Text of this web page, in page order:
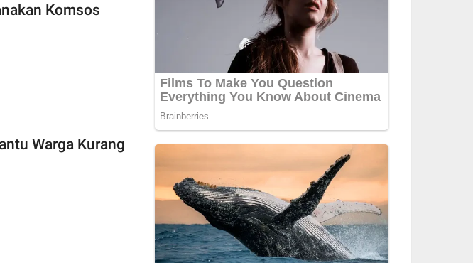
Komsos
Warga Kurang